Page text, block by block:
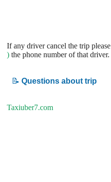
If any driver cancel the trip please
) the phone number of that driver.
📝 Questions about trip
Taxiuber7.com